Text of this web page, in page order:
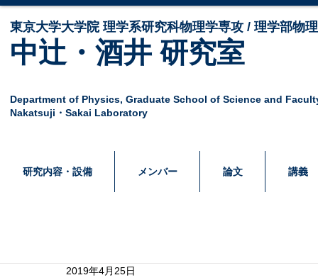
東京大学大学院 ​理学系研究科物理学専攻 / 理学部物
中辻・酒井 研究室
Department of Physics, Graduate School of Science and
Nakatsuji・Sakai Laboratory
研究内容・設備 メンバー 論文 講義
2019年4月25日